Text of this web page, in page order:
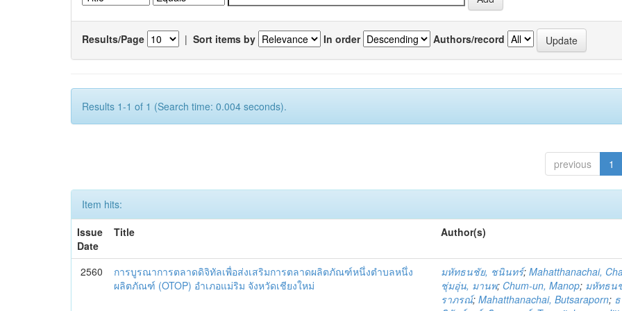
Results/Page | Sort items by In order Authors/record
Results 1-1 of 1 (Search time: 0.004 seconds).
previous 1
Item hits:
Issue
Date
Title Author(s)
2560
การบูรณาการตลาดดิจิทัลเพื่อส่งเสริมการตลาดผลิตภัณฑ์หนึ่งตำบลหนึ่ง
ผลิตภัณฑ์ (OTOP) อำเภอแม่ริม จังหวัดเชียงใหม่
มหัทธนชัย, ชนินทร์;Mahatthanachai,
ชุ่มอุ่น, มานพ; Chum-un, Manop; มหัทธน
ราภรณ์;Mahatthanachai, Butsaraporn;